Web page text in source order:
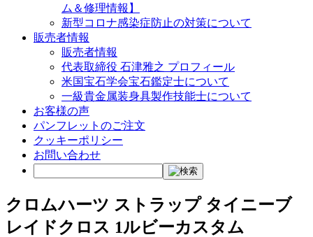
ム＆修理情報】
新型コロナ感染症防止の対策について
販売者情報
販売者情報
代表取締役 石津雅之 プロフィール
米国宝石学会宝石鑑定士について
一級貴金属装身具製作技能士について
お客様の声
パンフレットのご注文
クッキーポリシー
お問い合わせ
クロムハーツ ストラップ タイニーブ
レイドクロス 1ルビーカスタム